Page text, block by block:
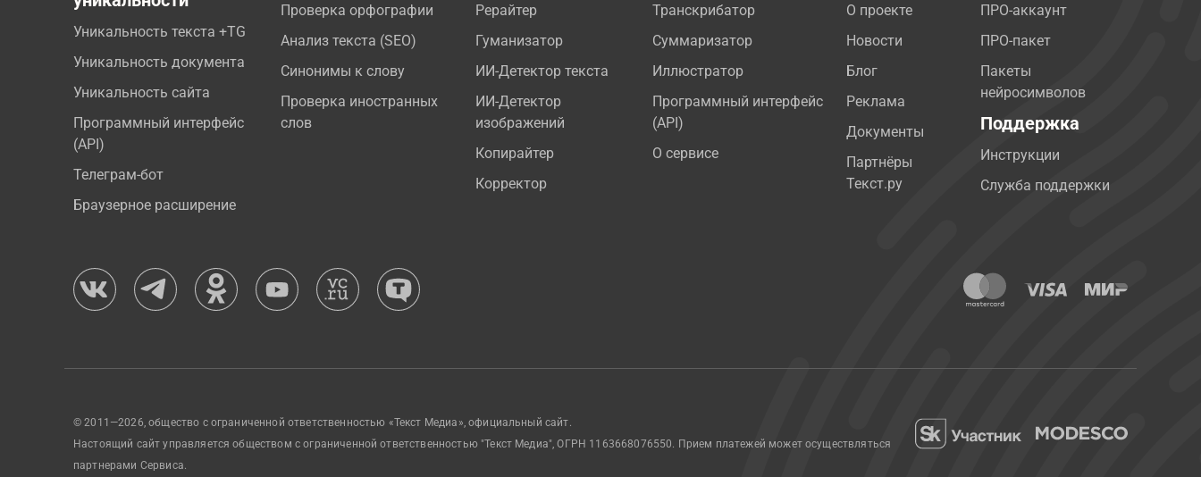
Уникальность текста +TG
Уникальность документа
Уникальность сайта
Программный интерфейс
(API)
Телеграм-бот
Браузерное расширение
Проверка орфографии
Анализ текста (SEO)
Синонимы к слову
Проверка иностранных
слов
Рерайтер
Гуманизатор
ИИ-Детектор текста
ИИ-Детектор
изображений
Копирайтер
Корректор
Транскрибатор
Суммаризатор
Иллюстратор
Программный интерфейс
(API)
О сервисе
О проекте
Новости
Блог
Реклама
Документы
Партнёры
Текст.ру
ПРО-аккаунт
ПРО-пакет
Пакеты
нейросимволов
Поддержка
Инструкции
Служба поддержки
© 2011—2026, общество с ограниченной ответственностью «Текст Медиа», официальный сайт.
Настоящий сайт управляется обществом с ограниченной ответственностью "Текст Медиа", ОГРН 1163668076550. Прием платежей может осуществляться
партнерами Сервиса.